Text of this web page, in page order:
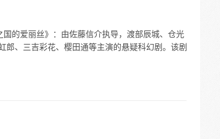
的爱丽丝》：由佐藤信介执导，渡部辰城、仓光
、三吉彩花、樱田通等主演的悬疑科幻剧。该剧